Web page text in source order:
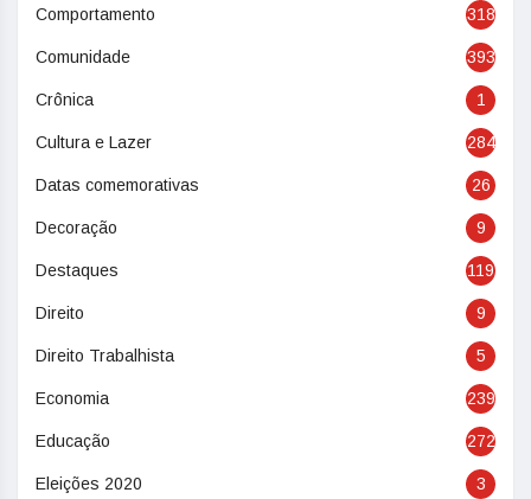
Comportamento 318
Comunidade 393
Crônica 1
Cultura e Lazer 284
Datas comemorativas 26
Decoração 9
Destaques 119
Direito 9
Direito Trabalhista 5
Economia 239
Educação 272
Eleições 2020 3